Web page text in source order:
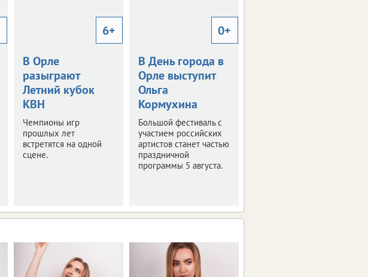
6+
В Орле
разыграют
Летний кубок
КВН
Чемпионы игр
прошлых лет
встретятся на одной
сцене.
0+
В День города в
Орле выступит
Ольга
Кормухина
Большой фестиваль с
участием российских
артистов станет частью
праздничной
программы 5 августа.